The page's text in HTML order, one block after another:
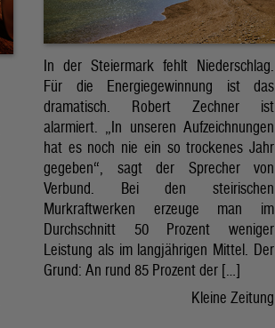
In der Steiermark fehlt Niederschlag.
Für die Energiegewinnung ist das
dramatisch. Robert Zechner ist
alarmiert. „In unseren Aufzeichnungen
hat es noch nie ein so trockenes Jahr
gegeben“, sagt der Sprecher von
Verbund. Bei den steirischen
Murkraftwerken erzeuge man im
Durchschnitt 50 Prozent weniger
Leistung als im langjährigen Mittel. Der
Grund: An rund 85 Prozent der […]
Kleine Zeitung